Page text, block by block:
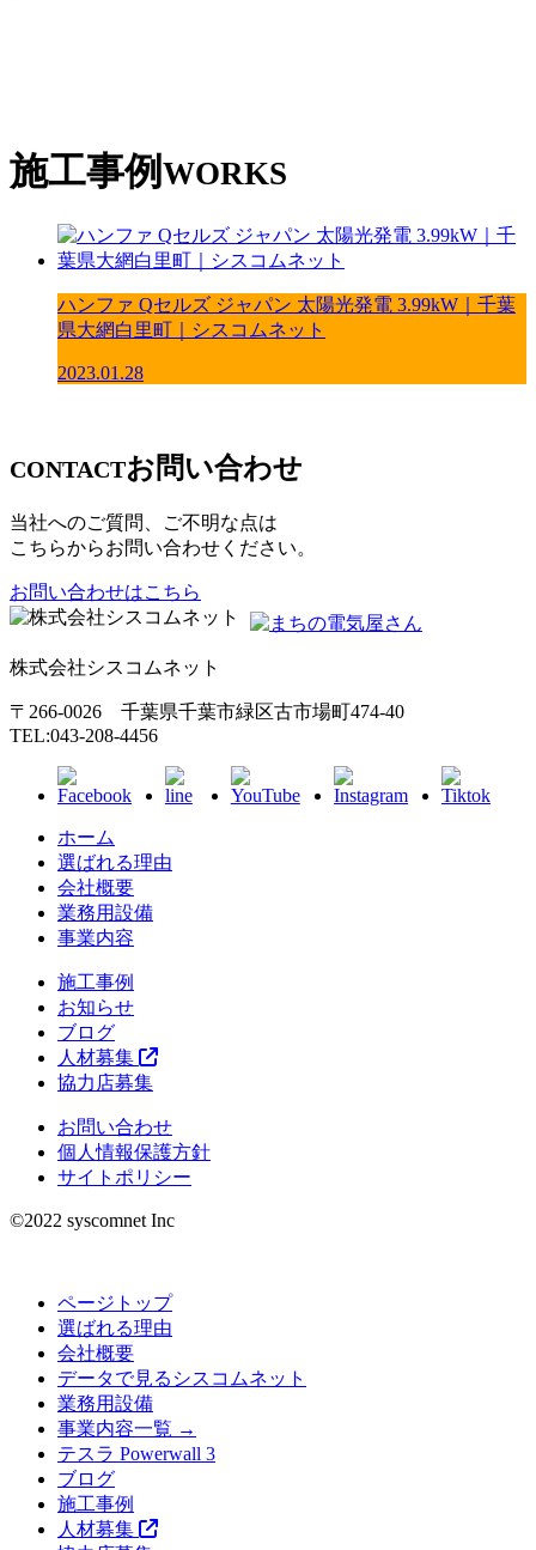
施工事例 WORKS
ハンファ Qセルズ ジャパン 太陽光発電 3.99kW｜千葉
県大網白里町｜シスコムネット
2023.01.28
CONTACTお問い合わせ
当社へのご質問、ご不明な点は
こちらからお問い合わせください。
お問い合わせはこちら
株式会社シスコムネット
〒266-0026 千葉県千葉市緑区古市場町474-40
TEL:043-208-4456
ホーム
選ばれる理由
会社概要
業務用設備
事業内容
施工事例
お知らせ
ブログ
人材募集
協力店募集
お問い合わせ
個人情報保護方針
サイトポリシー
©︎2022 syscomnet Inc
ページトップ
選ばれる理由
会社概要
データで見るシスコムネット
業務用設備
事業内容一覧 →
テスラ Powerwall 3
ブログ
施工事例
人材募集